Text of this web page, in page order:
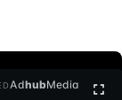
AdhubMedia